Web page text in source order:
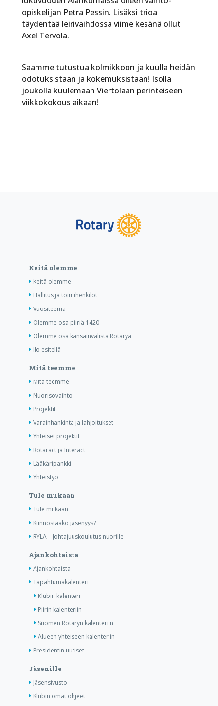
opiskelijan Petra Pessin. Lisäksi trioa
täydentää leirivaihdossa viime kesänä ollut
Axel Tervola.
Saamme tutustua kolmikkoon ja kuulla heidän
odotuksistaan ja kokemuksistaan! Isolla
joukolla kuulemaan Viertolaan perinteiseen
viikkokokous aikaan!
Keitä olemme
Keitä olemme
Hallitus ja toimihenkilöt
Vuositeema
Olemme osa piiriä 1420
Olemme osa kansainvälistä Rotarya
Ilo esitellä
Mitä teemme
Mitä teemme
Nuorisovaihto
Projektit
Varainhankinta ja lahjoitukset
Yhteiset projektit
Rotaract ja Interact
Lääkäripankki
Yhteistyö
Tule mukaan
Tule mukaan
Kiinnostaako jäsenyys?
RYLA – Johtajuuskoulutus nuorille
Ajankohtaista
Ajankohtaista
Tapahtumakalenteri
Klubin kalenteri
Piirin kalenteriin
Suomen Rotaryn kalenteriin
Alueen yhteiseen kalenteriin
Presidentin uutiset
Jäsenille
Jäsensivusto
Klubin omat ohjeet